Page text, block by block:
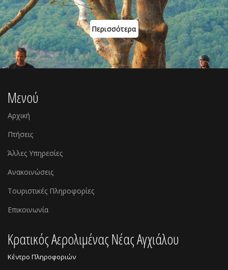
Περισσότερα
Μενού
Αρχική
Πτήσεις
Άλλες Υπηρεσίες
Ανακοινώσεις
Τουριστικές Πληροφορίες
Επικοινωνία
Kρατικός Αερολιμένας Νέας Αγχιάλου
Κέντρο Πληροφοριών